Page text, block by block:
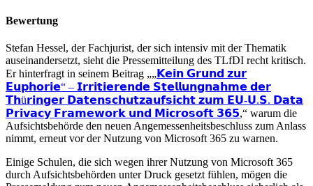
Bewertung
Stefan Hessel, der Fachjurist, der sich intensiv mit der Thematik
auseinandersetzt, sieht die Pressemitteilung des TLfDI recht kritisch.
Er hinterfragt in seinem Beitrag „„ 𝗞𝗲𝗶𝗻 𝗚𝗿𝘂𝗻𝗱 𝘇𝘂𝗿
𝗘𝘂𝗽𝗵𝗼𝗿𝗶𝗲“ – 𝗜𝗿𝗿𝗶𝘁𝗶𝗲𝗿𝗲𝗻𝗱𝗲 𝗦𝘁𝗲𝗹𝗹𝘂𝗻𝗴𝗻𝗮𝗵𝗺𝗲 𝗱𝗲𝗿
𝗧𝗵ü𝗿𝗶𝗻𝗴𝗲𝗿 𝗗𝗮𝘁𝗲𝗻𝘀𝗰𝗵𝘂𝘁𝘇𝗮𝘂𝗳𝘀𝗶𝗰𝗵𝘁 𝘇𝘂𝗺 𝗘𝗨-𝗨.𝗦. 𝗗𝗮𝘁𝗮
𝗣𝗿𝗶𝘃𝗮𝗰𝘆 𝗙𝗿𝗮𝗺𝗲𝘄𝗼𝗿𝗸 𝘂𝗻𝗱 𝗠𝗶𝗰𝗿𝗼𝘀𝗼𝗳𝘁 𝟯𝟲𝟱,“ warum die
Aufsichtsbehörde den neuen Angemessenheitsbeschluss zum Anlass
nimmt, erneut vor der Nutzung von Microsoft 365 zu warnen.
Einige Schulen, die sich wegen ihrer Nutzung von Microsoft 365
durch Aufsichtsbehörden unter Druck gesetzt fühlen, mögen die